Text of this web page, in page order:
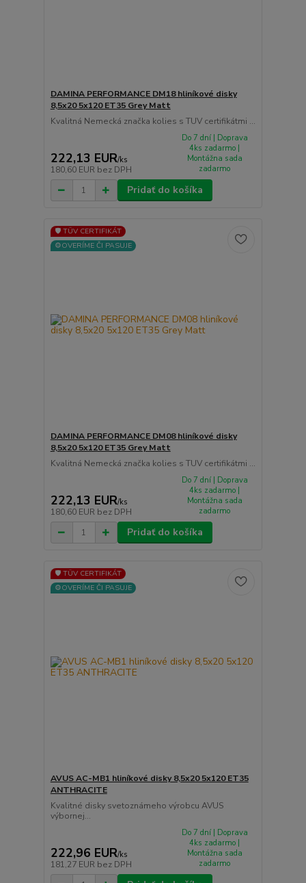
DAMINA PERFORMANCE DM18 hliníkové disky
8,5x20 5x120 ET35 Grey Matt
Kvalitná Nemecká značka kolies s TUV certifikátmi ...
222,13 EUR/ks
180,60 EUR bez DPH
Do 7 dní | Doprava
4ks zadarmo |
Montážna sada
zadarmo
Pridať do košíka
🛡️ TÜV CERTIFIKÁT
⚙️OVERÍME ČI PASUJE
DAMINA PERFORMANCE DM08 hliníkové disky
8,5x20 5x120 ET35 Grey Matt
Kvalitná Nemecká značka kolies s TUV certifikátmi ...
222,13 EUR/ks
180,60 EUR bez DPH
Do 7 dní | Doprava
4ks zadarmo |
Montážna sada
zadarmo
Pridať do košíka
🛡️ TÜV CERTIFIKÁT
⚙️OVERÍME ČI PASUJE
AVUS AC-MB1 hliníkové disky 8,5x20 5x120 ET35
ANTHRACITE
Kvalitné disky svetoznámeho výrobcu AVUS
výbornej...
222,96 EUR/ks
181,27 EUR bez DPH
Do 7 dní | Doprava
4ks zadarmo |
Montážna sada
zadarmo